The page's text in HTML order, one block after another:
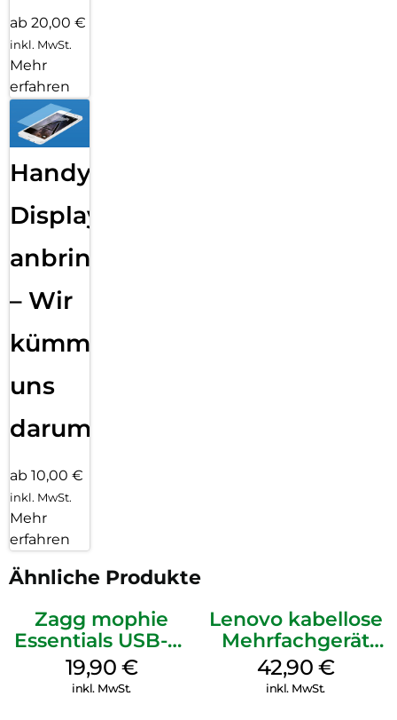
ab 20,00 €
inkl. MwSt.
Mehr
erfahren
Handy
Displayfolie
anbringen
– Wir
kümmern
uns
darum!
ab 10,00 €
inkl. MwSt.
Mehr
erfahren
Ähnliche Produkte
Zagg mophie
Essentials USB-C-
20W Charger PD
Weiß
19,90 €
inkl. MwSt.
Lenovo kabellose
Mehrfachgerät
Luna Grey
42,90 €
inkl. MwSt.